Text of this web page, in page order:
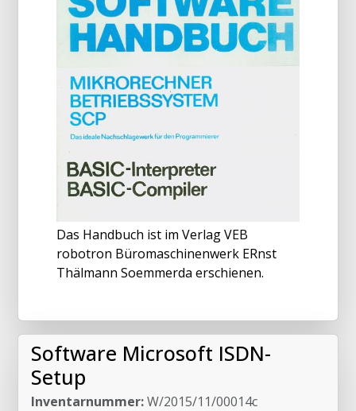
Das Handbuch ist im Verlag VEB
robotron Büromaschinenwerk ERnst
Thälmann Soemmerda erschienen.
Software Microsoft ISDN-
Setup
Inventarnummer:W/2015/11/00014c